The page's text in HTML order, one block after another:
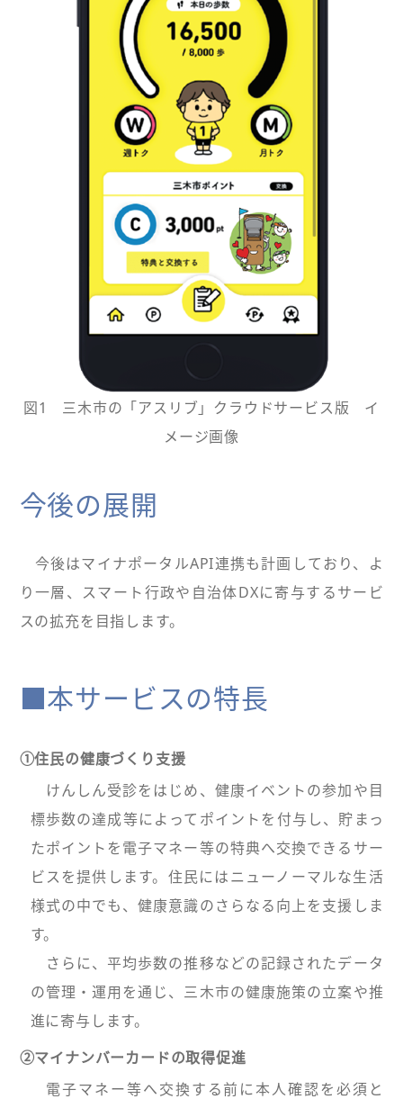
図1 三木市の「アスリブ」クラウドサービス版 イ
メージ画像
今後の展開
今後はマイナポータルAPI連携も計画しており、よ
り一層、スマート行政や自治体DXに寄与するサービ
スの拡充を目指します。
■本サービスの特長
①住民の健康づくり支援
けんしん受診をはじめ、健康イベントの参加や目
標歩数の達成等によってポイントを付与し、貯まっ
たポイントを電子マネー等の特典へ交換できるサー
ビスを提供します。住民にはニューノーマルな生活
様式の中でも、健康意識のさらなる向上を支援しま
す。
さらに、平均歩数の推移などの記録されたデータ
の管理・運用を通じ、三木市の健康施策の立案や推
進に寄与します。
②マイナンバーカードの取得促進
電子マネー等へ交換する前に本人確認を必須と